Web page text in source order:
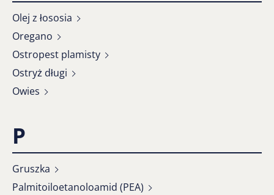
Olej z łososia
Oregano
Ostropest plamisty
Ostryż długi
Owies
P
Gruszka
Palmitoiloetanoloamid (PEA)